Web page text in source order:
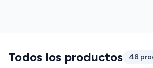
Todos los productos
48